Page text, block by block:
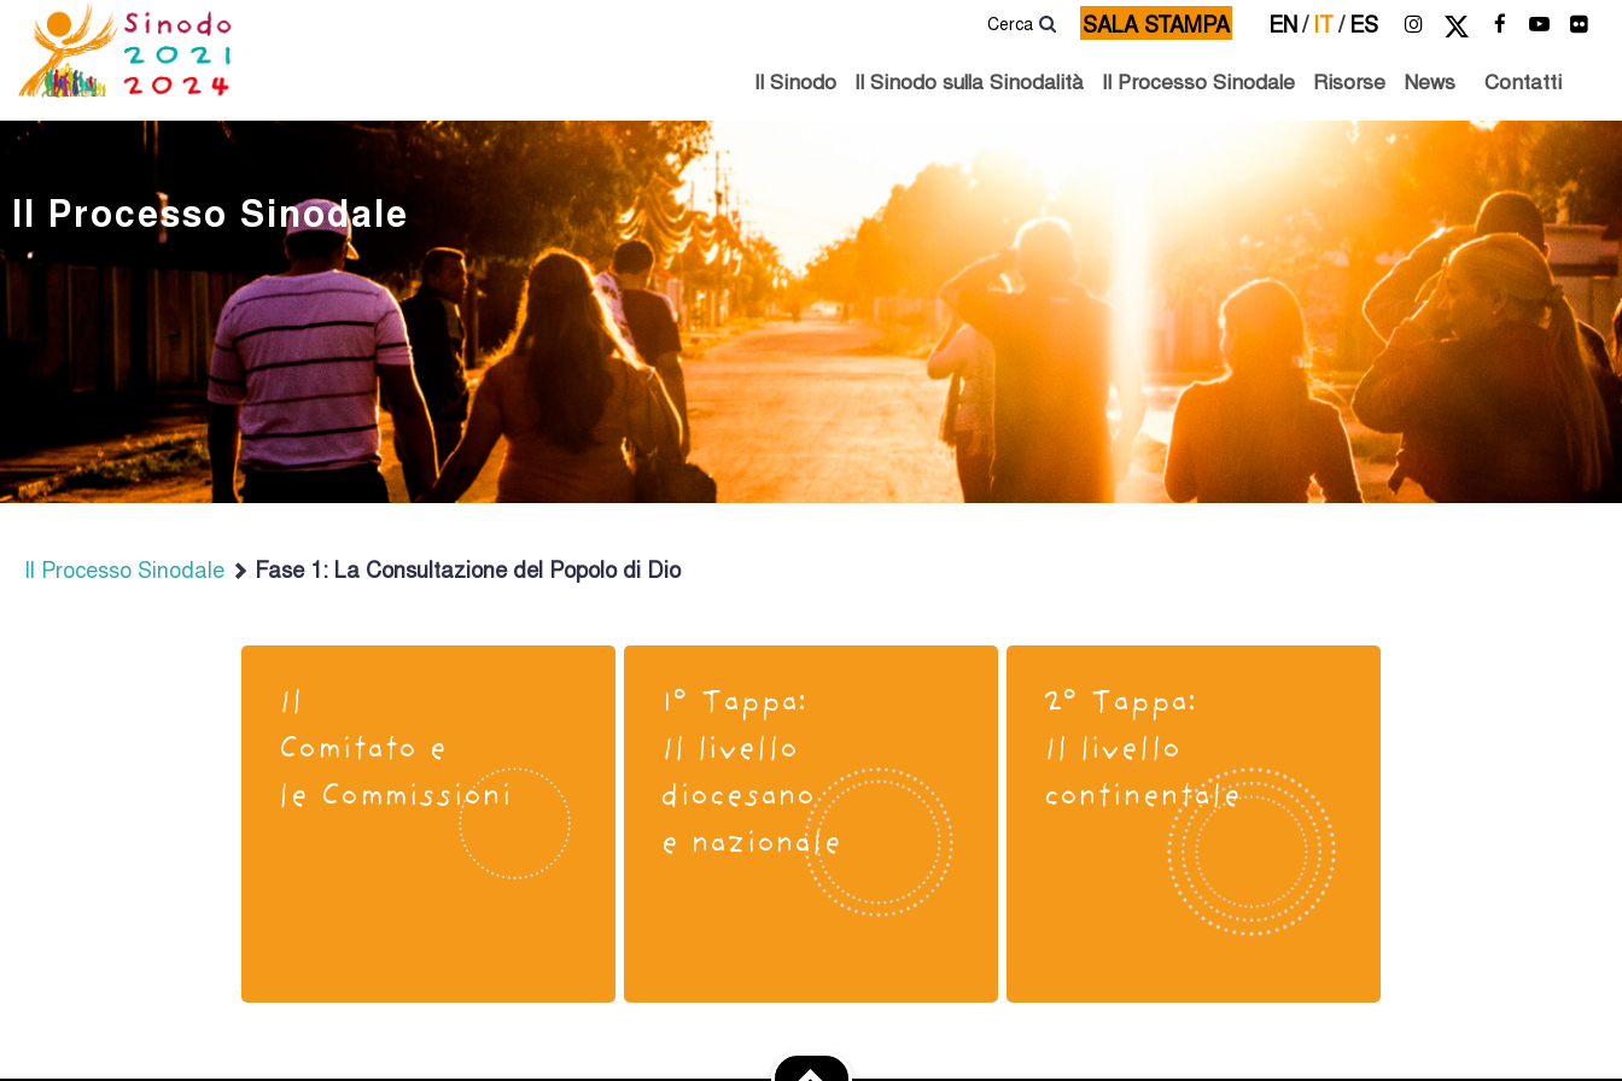
EN/ IT/ ES
SALA STAMPA
Cerca
Il Sinodo Il Sinodo sulla Sinodalità Il Processo Sinodale Risorse News Contatti
Il Processo Sinodale
Il Processo Sinodale Fase 1: La Consultazione del Popolo di Dio
Il
Comitato e
le Commissioni
1° Tappa:
Il livello
diocesano
e nazionale
2° Tappa:
Il livello
continentale